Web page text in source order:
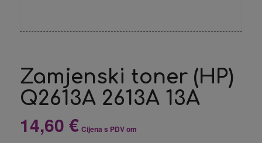
Zamjenski toner (HP)
Q2613A 2613A 13A
14,60 € Cijena s PDV om